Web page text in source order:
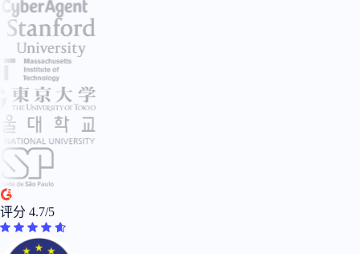
评分 4.7/5